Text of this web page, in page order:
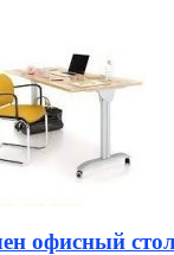
офисный